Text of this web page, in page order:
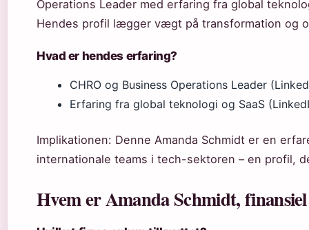
Operations Leader med erfaring fra global
Hendes profil lægger vægt på transformation og
Hvad er hendes erfaring?
CHRO og Business Operations Leader
Erfaring fra global teknologi og SaaS
Implikationen: Denne Amanda Schmidt er en
internationale teams i tech-sektoren – en profil,
Hvem er Amanda Schmidt,